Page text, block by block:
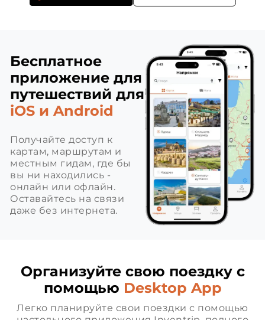
Бесплатное
приложение для
путешествий для
iOS и Android
Получайте доступ к
картам, маршрутам и
местным гидам, где бы
вы ни находились -
онлайн или офлайн.
Оставайтесь на связи
даже без интернета.
Организуйте свою поездку с
помощью Desktop App
Легко планируйте свои поездки с помощью